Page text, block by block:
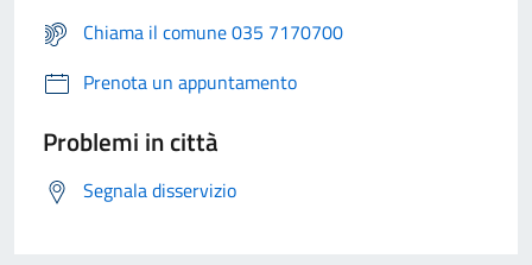
Chiama il comune 035 7170700
Prenota un appuntamento
Problemi in città
Segnala disservizio